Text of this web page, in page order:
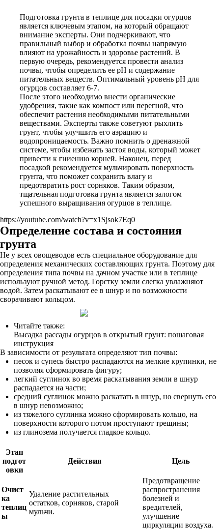
Подготовка грунта в теплице для посадки огурцов
является ключевым этапом, на который обращают
внимание эксперты. Они подчеркивают, что
правильный выбор и обработка почвы напрямую
влияют на урожайность и здоровье растений. В
первую очередь, рекомендуется провести анализ
почвы, чтобы определить ее pH и содержание
питательных веществ. Оптимальный уровень pH для
огурцов составляет 6-7.
После этого необходимо внести органические
удобрения, такие как компост или перегной, что
обеспечит растения необходимыми питательными
веществами. Эксперты также советуют рыхлить
грунт, чтобы улучшить его аэрацию и
водопроницаемость. Важно помнить о дренажной
системе, чтобы избежать застоя воды, который может
привести к гниению корней. Наконец, перед
посадкой рекомендуется мульчировать поверхность
грунта, что поможет сохранить влагу и
предотвратить рост сорняков. Таким образом,
тщательная подготовка грунта является залогом
успешного выращивания огурцов в теплице.
https://youtube.com/watch?v=x1Sjsok7Eq0
Определение состава и состояния
грунта
Не у всех овощеводов есть специальное оборудование для
определения механических составляющих грунта. Поэтому для
определения типа почвы на дачном участке или в теплице
используют ручной метод. Горстку земли слегка увлажняют
водой. Затем раскатывают ее в шнур и по возможности
сворачивают кольцом.
Читайте также:
Высадка рассады огурцов в открытый грунт: пошаговая
инструкция
В зависимости от результата определяют тип почвы:
песок и супесь быстро распадаются на мелкие крупинки, не
позволяя сформировать фигуру;
легкий суглинок во время раскатывания земли в шнур
распадается на части;
средний суглинок можно раскатать в шнур, но свернуть его
в шнур невозможно;
из тяжелого суглинка можно сформировать кольцо, на
поверхности которого потом проступают трещины;
из глинозема получается гладкое кольцо.
Этап
подгот
овки
Действия Цель
Очист
ка
теплиц
ы
Удаление растительных
остатков, сорняков, старой
мульчи.
Предотвращение
распространения
болезней и
вредителей,
улучшение
циркуляции воздуха.